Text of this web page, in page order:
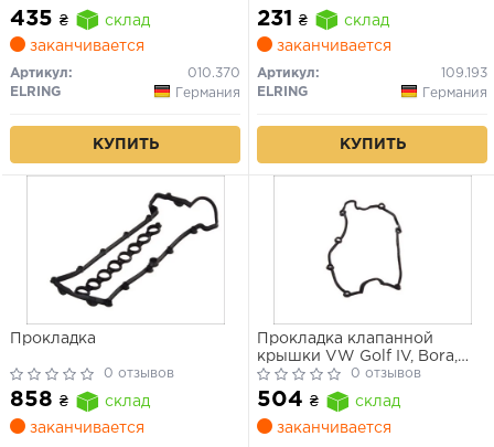
95-
435 ₴
склад
заканчивается
Артикул:
010.370
ELRING
Германия
КУПИТЬ
231 ₴
склад
заканчивается
Артикул:
109.193
ELRING
Германия
КУПИТЬ
Прокладка
0 отзывов
858 ₴
склад
заканчивается
Прокладка клапанной
крышки VW Golf IV, Bora,
Seat Toledo
0 отзывов
504 ₴
склад
заканчивается